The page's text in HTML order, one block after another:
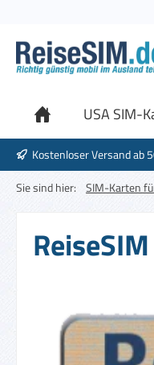
USA SIM-
Kostenloser Versand ab
Sie sind hier:
SIM-Karten
Bildergalerie